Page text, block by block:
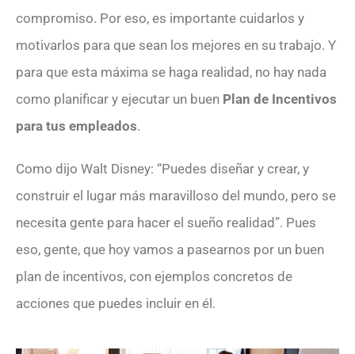
compromiso. Por eso, es importante cuidarlos y
motivarlos para que sean los mejores en su trabajo. Y
para que esta máxima se haga realidad, no hay nada
como planificar y ejecutar un buen Plan de Incentivos
para tus empleados.
Como dijo Walt Disney: “Puedes diseñar y crear, y
construir el lugar más maravilloso del mundo, pero se
necesita gente para hacer el sueño realidad”. Pues
eso, gente, que hoy vamos a pasearnos por un buen
plan de incentivos, con ejemplos concretos de
acciones que puedes incluir en él.